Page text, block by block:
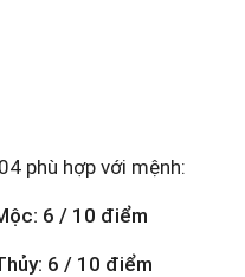
phù hợp với mệnh:
6 / 10 điểm
6 / 10 điểm